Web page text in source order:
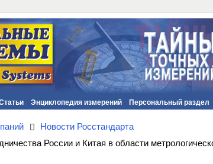
Энциклопедия измерений Персональный раздел
Новости Росстандарта
России и Китая в области